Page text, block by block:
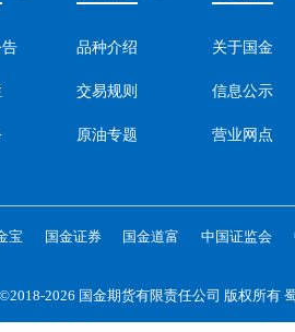
品种介绍
交易规则
原油专题
关于国金
信息公示
营业网点
宝 国金证券 国金道富 中国证监会
2026 国金期货有限责任公司 版权所有